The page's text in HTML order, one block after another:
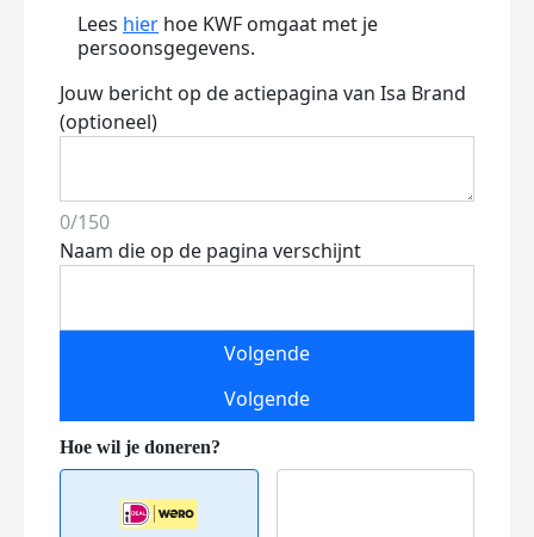
Lees hier hoe KWF omgaat met je
persoonsgegevens.
Jouw bericht op de actiepagina van Isa Brand
(optioneel)
0/150
Naam die op de pagina verschijnt
Volgende
Volgende